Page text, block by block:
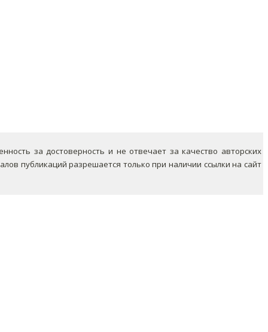
за достоверность и не отвечает за качество авторских
публикаций разрешается только при наличии ссылки на сайт